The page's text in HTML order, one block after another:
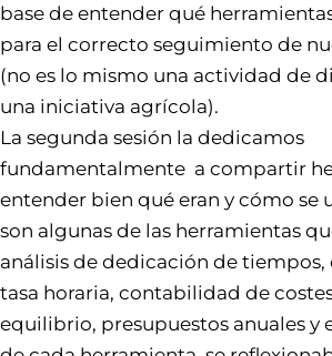
base de entender qué
para el correcto seguimiento de
(no es lo mismo una actividad de
una iniciativa agrícola).
La segunda sesión la dedicamos
fundamentalmente a compartir
entender bien qué eran y cómo se
son algunas de las herramientas
análisis de dedicación de tiempos,
tasa horaria, contabilidad de
equilibrio, presupuestos anuales y